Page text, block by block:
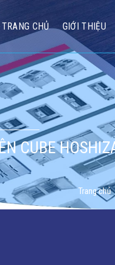
TRANG CHỦ GIỚI THIỆU
CUBE
Trang chủ